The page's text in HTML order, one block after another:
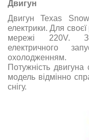
Двигун
Двигун Texas
електрики. Для
мережі 220V.
електричного
охолодженням.
Потужність
модель відмінно
снігу.